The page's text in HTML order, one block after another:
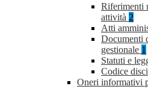
Riferimenti
attività 2
Atti
Documenti
gestionale 1
Statuti e
Codice
Oneri informativi